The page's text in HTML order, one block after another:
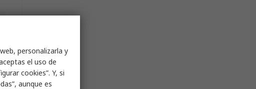
personalizarla y
el uso de
cookies”. Y, si
aunque es